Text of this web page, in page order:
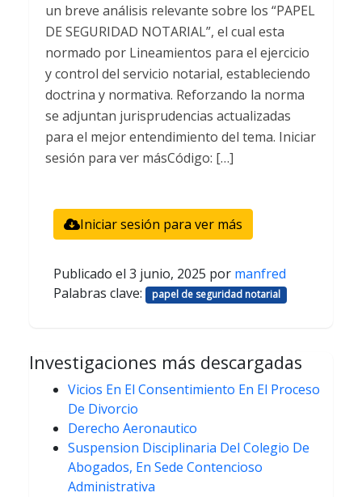
un breve análisis relevante sobre los “PAPEL
DE SEGURIDAD NOTARIAL”, el cual esta
normado por Lineamientos para el ejercicio
y control del servicio notarial, estableciendo
doctrina y normativa. Reforzando la norma
se adjuntan jurisprudencias actualizadas
para el mejor entendimiento del tema. Iniciar
sesión para ver másCódigo: […]
Iniciar sesión para ver más
Publicado el 3 junio, 2025 por manfred
Palabras clave:
papel de seguridad notarial
Investigaciones más descargadas
Vicios En El Consentimiento En El Proceso
De Divorcio
Derecho Aeronautico
Suspension Disciplinaria Del Colegio De
Abogados, En Sede Contencioso
Administrativa